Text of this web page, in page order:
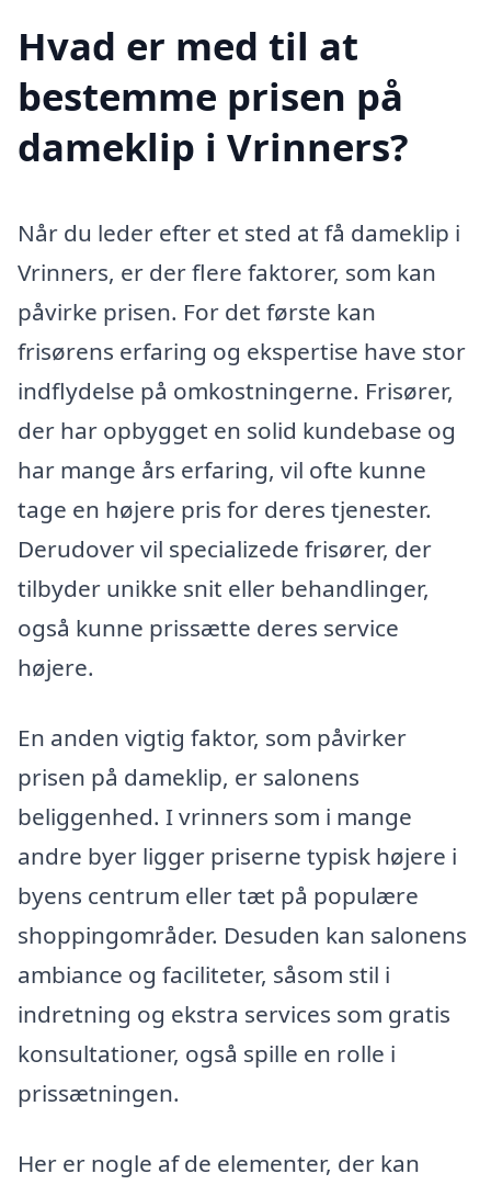
Hvad er med til at
bestemme prisen på
dameklip i Vrinners?
Når du leder efter et sted at få dameklip i
Vrinners, er der flere faktorer, som kan
påvirke prisen. For det første kan
frisørens erfaring og ekspertise have stor
indflydelse på omkostningerne. Frisører,
der har opbygget en solid kundebase og
har mange års erfaring, vil ofte kunne
tage en højere pris for deres tjenester.
Derudover vil specializede frisører, der
tilbyder unikke snit eller behandlinger,
også kunne prissætte deres service
højere.
En anden vigtig faktor, som påvirker
prisen på dameklip, er salonens
beliggenhed. I vrinners som i mange
andre byer ligger priserne typisk højere i
byens centrum eller tæt på populære
shoppingområder. Desuden kan salonens
ambiance og faciliteter, såsom stil i
indretning og ekstra services som gratis
konsultationer, også spille en rolle i
prissætningen.
Her er nogle af de elementer, der kan